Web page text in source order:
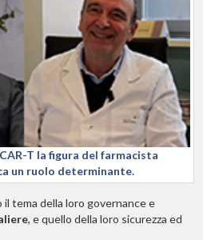
T la figura del farmacista
un ruolo determinante.
tema della loro governance e
, e quello della loro sicurezza ed